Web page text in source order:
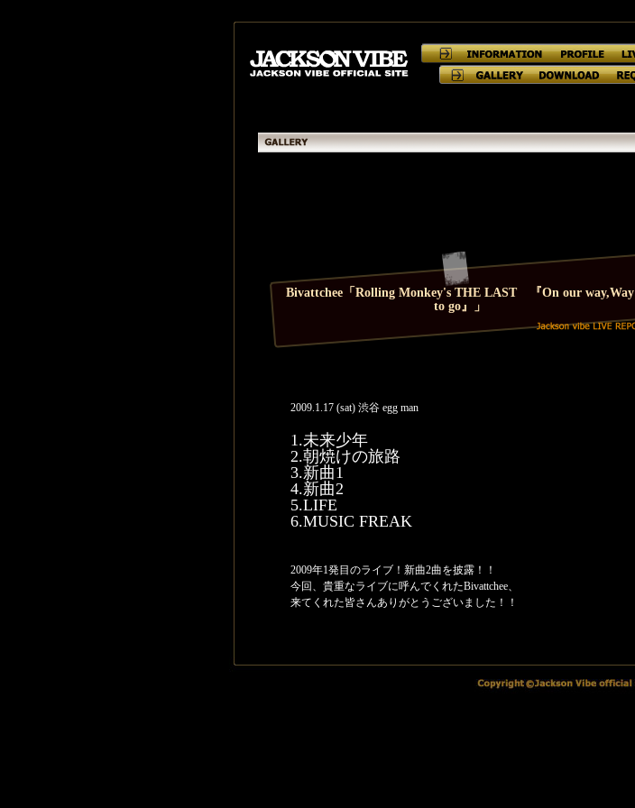
Bivattchee「Rolling Monkey's THE LAST 『On our way,Way
to go』」
2009.1.17 (sat) 渋谷 egg man
1.未来少年
2.朝焼けの旅路
3.新曲1
4.新曲2
5.LIFE
6.MUSIC FREAK
2009年1発目のライブ！新曲2曲を披露！！
今回、貴重なライブに呼んでくれたBivattchee、
来てくれた皆さんありがとうございました！！